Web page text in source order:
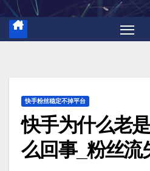
快手粉丝稳定不掉平台
快手为什么老
么回事_粉丝流